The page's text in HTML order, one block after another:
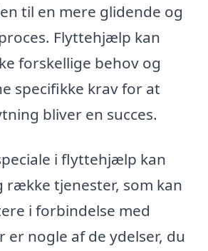
til en mere glidende og
Flyttehjælp kan
forskellige behov og
specifikke krav for at
bliver en succes.
i flyttehjælp kan
række tjenester, som kan
i forbindelse med
er nogle af de ydelser, du